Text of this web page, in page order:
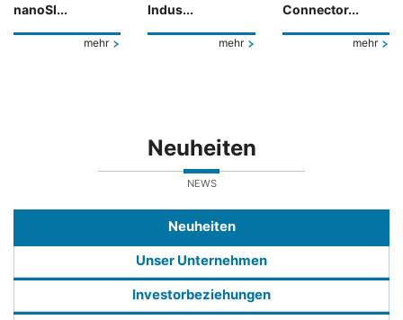
nanoSI...
mehr
Indus...
mehr
Connector...
mehr
Neuheiten
NEWS
Neuheiten
Unser Unternehmen
Investorbeziehungen